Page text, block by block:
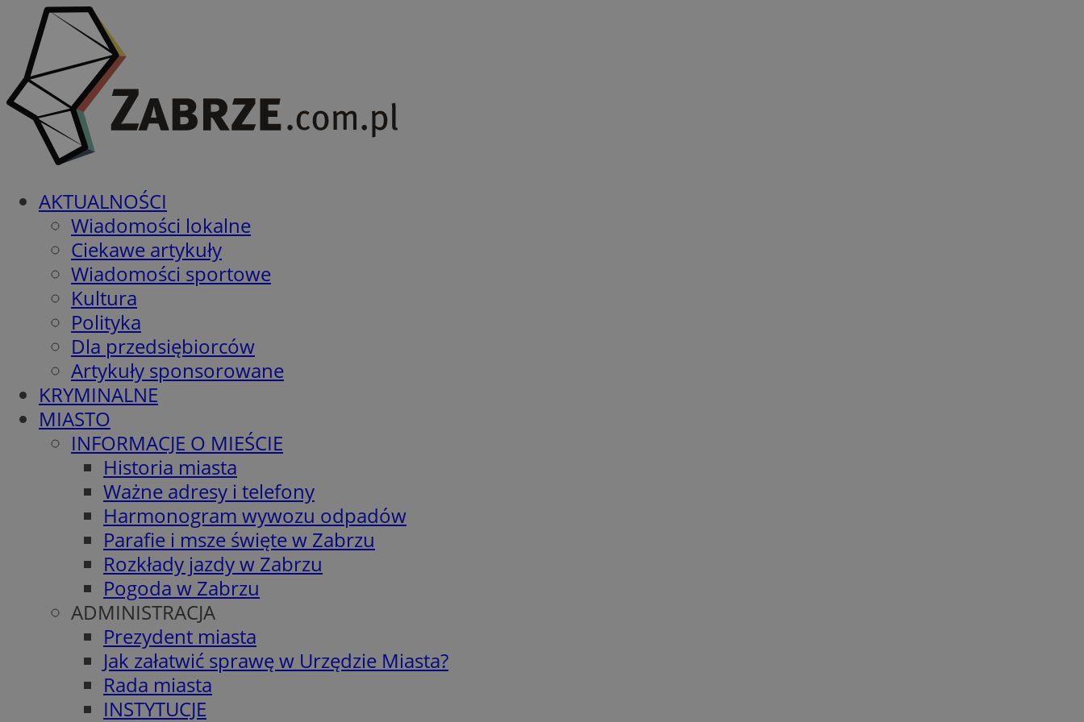
AKTUALNOŚCI
Wiadomości lokalne
Ciekawe artykuły
Wiadomości sportowe
Kultura
Polityka
Dla przedsiębiorców
Artykuły sponsorowane
KRYMINALNE
MIASTO
INFORMACJE O MIEŚCIE
Historia miasta
Ważne adresy i telefony
Harmonogram wywozu odpadów
Parafie i msze święte w Zabrzu
Rozkłady jazdy w Zabrzu
Pogoda w Zabrzu
ADMINISTRACJA
Prezydent miasta
Jak załatwić sprawę w Urzędzie Miasta?
Rada miasta
INSTYTUCJE